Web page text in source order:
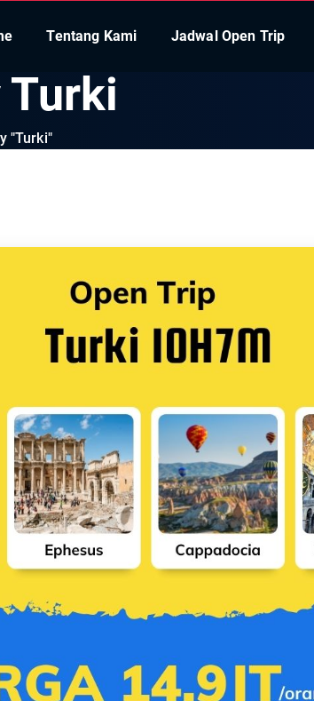
Tentang Kami Jadwal Open Trip
Turki
"Turki"